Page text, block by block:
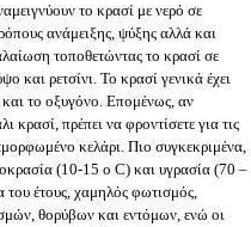
το κρασί με νερό σε
ανάμειξης, ψύξης αλλά και
τοποθετώντας το κρασί σε
και ρετσίνι. Το κρασί γενικά έχει
και το οξυγόνο. Επομένως, αν
κρασί, πρέπει να φροντίσετε για τις
κελάρι. Πιο συγκεκριμένα,
(10-15 ο C) και υγρασία (70 –
έτους, χαμηλός φωτισμός,
θορύβων και εντόμων, ενώ οι